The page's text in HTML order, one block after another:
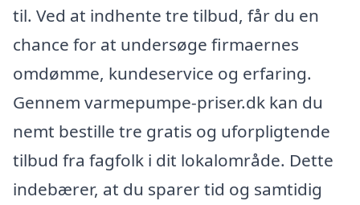
til. Ved at indhente tre tilbud, får du en
chance for at undersøge firmaernes
omdømme, kundeservice og erfaring.
Gennem varmepumpe-priser.dk kan du
nemt bestille tre gratis og uforpligtende
tilbud fra fagfolk i dit lokalområde. Dette
indebærer, at du sparer tid og samtidig